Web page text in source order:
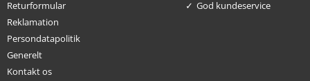
Returformular
Reklamation
Persondatapolitik
Generelt
Kontakt os
God kundeservice